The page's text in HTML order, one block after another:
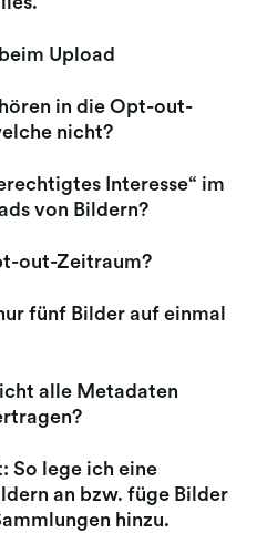
Upload
in die Opt-out-
nicht?
Interesse“ im
von Bildern?
out-Zeitraum?
fünf Bilder auf einmal
alle Metadaten
So lege ich eine
an bzw. füge Bilder
hinzu.